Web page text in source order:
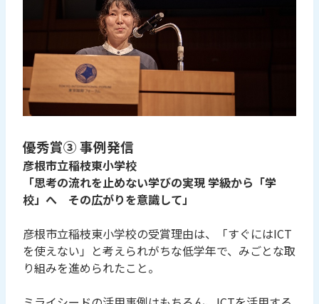
優秀賞③ 事例発信
彦根市立稲枝東小学校
「思考の流れを止めない学びの実現 学級から「学
校」へ その広がりを意識して」
彦根市立稲枝東小学校の受賞理由は、「すぐにはICT
を使えない」と考えられがちな低学年で、みごとな取
り組みを進められたこと。